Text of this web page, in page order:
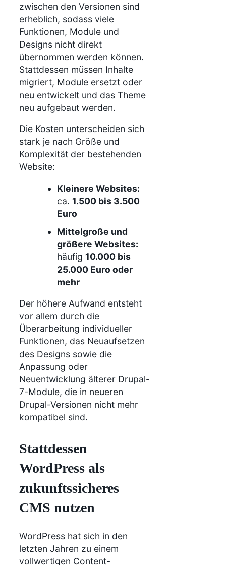
zwischen den Versionen sind
erheblich, sodass viele
Funktionen, Module und
Designs nicht direkt
übernommen werden können.
Stattdessen müssen Inhalte
migriert, Module ersetzt oder
neu entwickelt und das Theme
neu aufgebaut werden.
Die Kosten unterscheiden sich
stark je nach Größe und
Komplexität der bestehenden
Website:
Kleinere Websites:
ca.1.500 bis 3.500
Euro
Mittelgroße und
größere Websites:
häufig10.000 bis
25.000 Euro oder
mehr
Der höhere Aufwand entsteht
vor allem durch die
Überarbeitung individueller
Funktionen, das Neuaufsetzen
des Designs sowie die
Anpassung oder
Neuentwicklung älterer Drupal-
7-Module, die in neueren
Drupal-Versionen nicht mehr
kompatibel sind.
Stattdessen
WordPress als
zukunftssicheres
CMS nutzen
WordPress hat sich in den
letzten Jahren zu einem
vollwertigen Content-